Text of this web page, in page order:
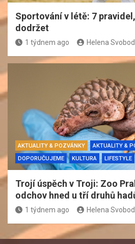
Sportování v létě: 7
dodržet
1 týdnem ago Helena
AKTUALITY & POZVÁNKY AKTUALITY &
DOPORUČUJEME
KULTURA LIFESTYLE
Trojí úspěch v Troji: Zoo
odchov hned u tří druhů
1 týdnem ago Helena